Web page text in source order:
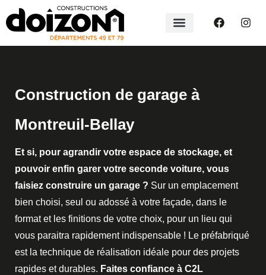
Construction de garage à
Montreuil-Bellay
Et si, pour agrandir votre espace de stockage, et
pouvoir enfin garer votre seconde voiture, vous
faisiez construire un garage ? Sur un emplacement
bien choisi, seul ou adossé à votre façade, dans le
format et les finitions de votre choix, pour un lieu qui
vous paraitra rapidement indispensable ! Le préfabriqué
est la technique de réalisation idéale pour des projets
rapides et durables. Faites confiance à C2L